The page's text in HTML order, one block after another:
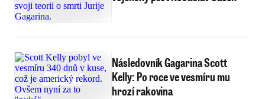
Následovník Gagarina Scott
Kelly: Po roce ve vesmíru mu
hrozí rakovina